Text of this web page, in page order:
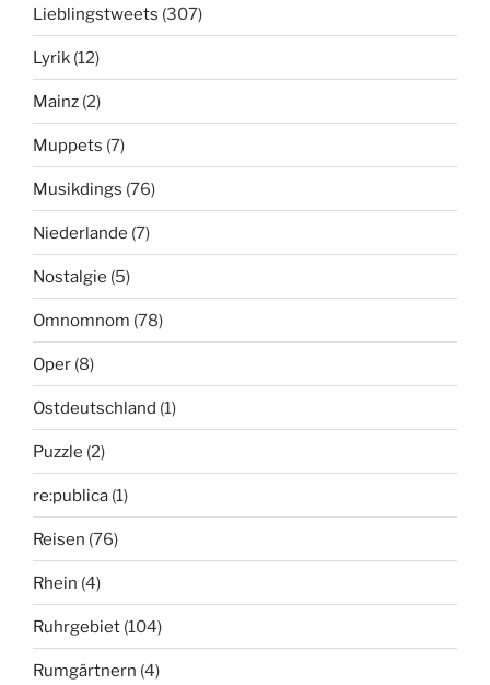
Lieblingstweets (307)
Lyrik (12)
Mainz (2)
Muppets (7)
Musikdings (76)
Niederlande (7)
Nostalgie (5)
Omnomnom (78)
Oper (8)
Ostdeutschland (1)
Puzzle (2)
re:publica (1)
Reisen (76)
Rhein (4)
Ruhrgebiet (104)
Rumgärtnern (4)